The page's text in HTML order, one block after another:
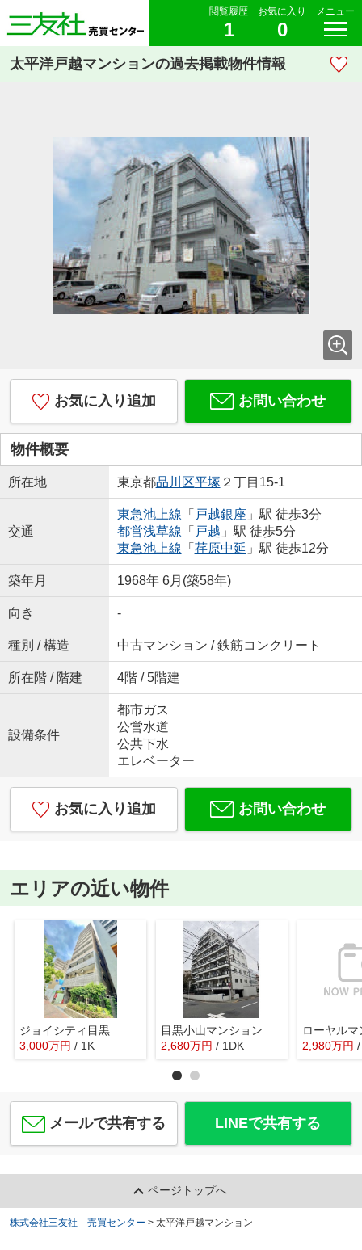
閲覧履歴
1
お気に入り
0
メニュー
太平洋戸越マンションの過去掲載物件情報
お気に入り追加 お問い合わせ
物件概要
所在地 東京都品川区平塚 ２丁目15-1
交通
東急池上線 「 戸越銀座 」駅 徒歩3分
都営浅草線 「 戸越 」駅 徒歩5分
東急池上線 「 荏原中延 」駅 徒歩12分
築年月 1968年 6月(築58年)
向き -
種別 / 構造 中古マンション / 鉄筋コンクリート
所在階 / 階建 4階 / 5階建
設備条件
都市ガス
公営水道
公共下水
エレベーター
お気に入り追加 お問い合わせ
エリアの近い物件
ジョイシティ目黒
3,000万円 / 1K
目黒小山マンション
2,680万円 / 1DK 2,980万円
メールで共有する LINEで共有する
ページトップへ
株式会社三友社 売買センター > 太平洋戸越マンション